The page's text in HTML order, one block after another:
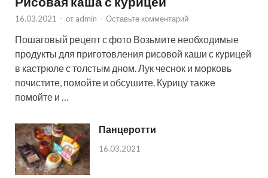
16.03.2021 - от admin - Оставьте комментарий
Пошаговый рецепт с фото Возьмите необходимые
продукты для приготовления рисовой каши с курицей
в кастрюле с толстым дном. Лук чеснок и морковь
почистите, помойте и обсушите. Курицу также
помойте и …
Панцеротти
16.03.2021